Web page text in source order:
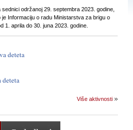
sednici održanoj 29. septembra 2023. godine,
Informaciju o radu Ministarstva za brigu o
1. aprila do 30. juna 2023. godine.
deteta
deteta
Više aktivnosti